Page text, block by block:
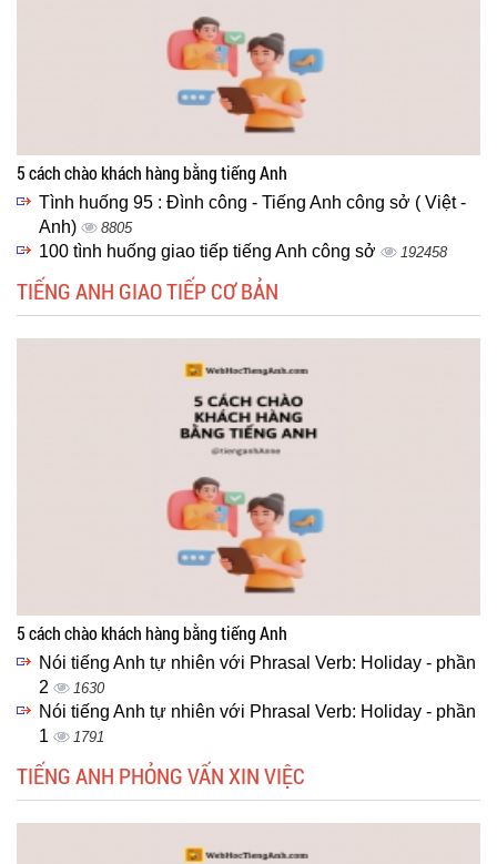
5 cách chào khách hàng bằng tiếng Anh
Tình huống 95 : Đình công - Tiếng Anh công sở ( Việt -
Anh)
8805
100 tình huống giao tiếp tiếng Anh công sở 192458
TIẾNG ANH GIAO TIẾP CƠ BẢN
5 cách chào khách hàng bằng tiếng Anh
Nói tiếng Anh tự nhiên với Phrasal Verb: Holiday - phần
2
1630
Nói tiếng Anh tự nhiên với Phrasal Verb: Holiday - phần
1
1791
TIẾNG ANH PHỎNG VẤN XIN VIỆC